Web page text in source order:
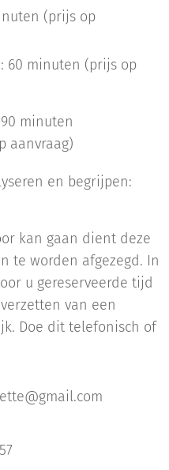
(prijs op
60 minuten (prijs op
aanvraag)
en begrijpen:
kan gaan dient deze
te worden afgezegd. In
u gereserveerde tijd
van een
Doe dit telefonisch of